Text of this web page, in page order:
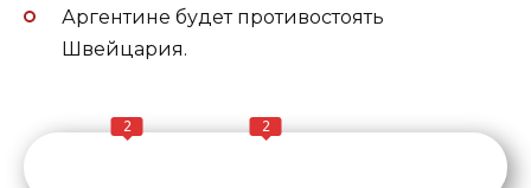
Аргентине будет противостоять
Швейцария.
2 2